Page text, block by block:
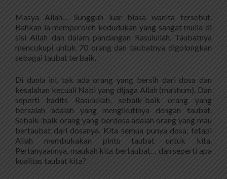
Masya Allah… Sungguh luar biasa wanita tersebut.
Bahkan ia memperoleh kedudukan yang sangat mulia di
sisi Allah dan dalam pandangan Rasulullah. Taubatnya
mencukupi untuk 70 orang dan taubatnya digolongkan
sebagai taubat terbaik.
Di dunia ini, tak ada orang yang bersih dari dosa dan
kesalahan kecuali Nabi yang dijaga Allah (ma’shum). Dan
seperti hadits Rasulullah, sebaik-baik orang yang
bersalah adalah yang mengikutinya dengan taubat.
Sebaik-baik orang yang berdosa adalah orang yang mau
bertaubat dari dosanya. Kita semua punya dosa, tetapi
Allah membukakan pintu taubat untuk kita.
Pertanyaannya, maukah kita bertaubat… dan seperti apa
kualitas taubat kita?